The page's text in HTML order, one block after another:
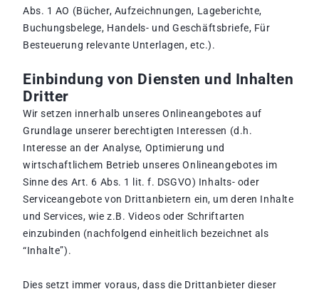
Abs. 1 AO (Bücher, Aufzeichnungen, Lageberichte,
Buchungsbelege, Handels- und Geschäftsbriefe, Für
Besteuerung relevante Unterlagen, etc.).
Einbindung von Diensten und Inhalten
Dritter
Wir setzen innerhalb unseres Onlineangebotes auf
Grundlage unserer berechtigten Interessen (d.h.
Interesse an der Analyse, Optimierung und
wirtschaftlichem Betrieb unseres Onlineangebotes im
Sinne des Art. 6 Abs. 1 lit. f. DSGVO) Inhalts- oder
Serviceangebote von Drittanbietern ein, um deren Inhalte
und Services, wie z.B. Videos oder Schriftarten
einzubinden (nachfolgend einheitlich bezeichnet als
“Inhalte”).
Dies setzt immer voraus, dass die Drittanbieter dieser